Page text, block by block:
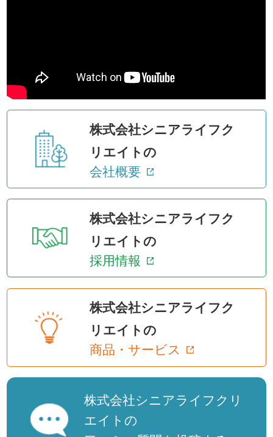
株式会社シニアライフク
リエイトの
会社概要
株式会社シニアライフク
リエイトの
採用情報
株式会社シニアライフク
リエイトの
商品・サービス
株式会社シニアライフクリ
エイトの